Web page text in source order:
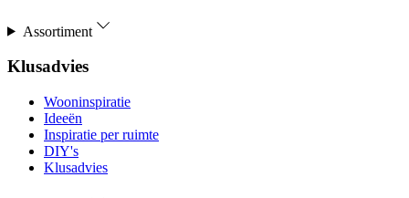
Assortiment
Klusadvies
Wooninspiratie
Ideeën
Inspiratie per ruimte
DIY's
Klusadvies